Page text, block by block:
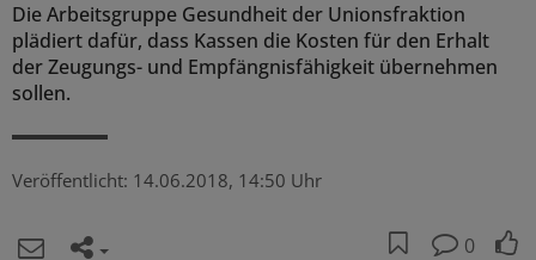
Die Arbeitsgruppe Gesundheit der Unionsfraktion
plädiert dafür, dass Kassen die Kosten für den Erhalt
der Zeugungs- und Empfängnisfähigkeit übernehmen
sollen.
Veröffentlicht: 14.06.2018, 14:50 Uhr
0